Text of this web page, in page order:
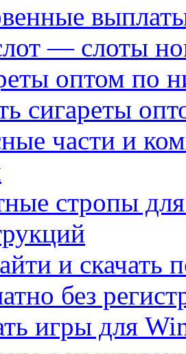
— слоты
оптом по
сигареты
части и
стропы
и
без
игры для